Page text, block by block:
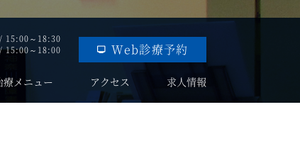
15:00～18:30
15:00～18:00
Web診療予約
療メニュー アクセス 求人情報